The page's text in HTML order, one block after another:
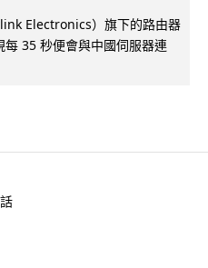
Electronics）旗下的路由器
35 秒便會與中國伺服器連